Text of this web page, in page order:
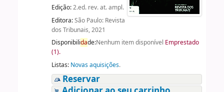
Edição:2.ed. rev. at. ampl.
Editora:São Paulo: Revista
dos Tribunais, 2021
Disponibilidade:Nenhum item disponível Emprestado
(1).
Listas: Novas aquisições.
Reservar